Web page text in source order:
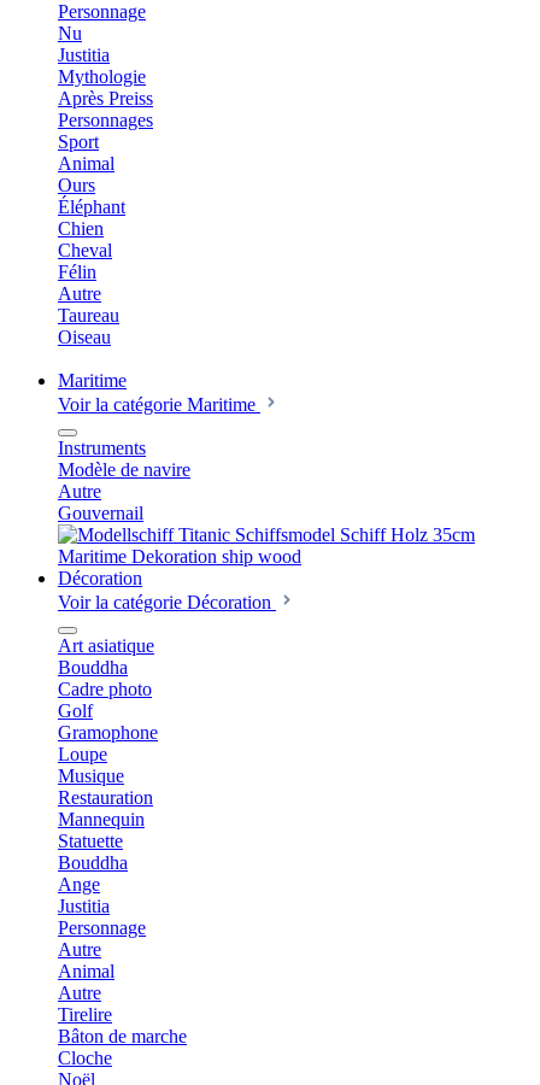
Personnage
Nu
Justitia
Mythologie
Après Preiss
Personnages
Sport
Animal
Ours
Éléphant
Chien
Cheval
Félin
Autre
Taureau
Oiseau
Maritime
Voir la catégorie Maritime
Instruments
Modèle de navire
Autre
Gouvernail
Décoration
Voir la catégorie Décoration
Art asiatique
Bouddha
Cadre photo
Golf
Gramophone
Loupe
Musique
Restauration
Mannequin
Statuette
Bouddha
Ange
Justitia
Personnage
Autre
Animal
Autre
Tirelire
Bâton de marche
Cloche
Noël